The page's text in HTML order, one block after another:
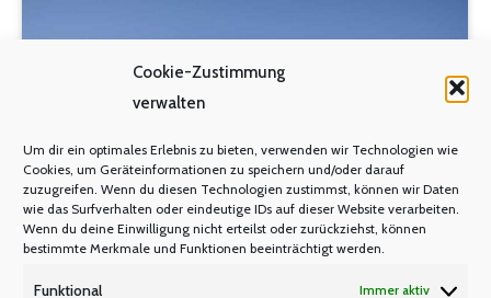
Cookie-Zustimmung
verwalten
Um dir ein optimales Erlebnis zu bieten, verwenden wir Technologien wie
Cookies, um Geräteinformationen zu speichern und/oder darauf
zuzugreifen. Wenn du diesen Technologien zustimmst, können wir Daten
wie das Surfverhalten oder eindeutige IDs auf dieser Website verarbeiten.
Wenn du deine Einwilligung nicht erteilst oder zurückziehst, können
bestimmte Merkmale und Funktionen beeinträchtigt werden.
Funktional Immer aktiv